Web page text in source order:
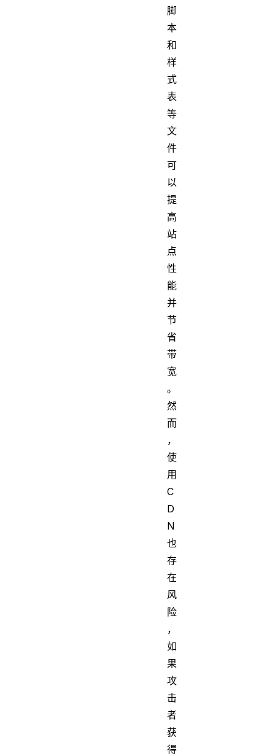
脚
本
和
样
式
表
等
文
件
可
以
提
高
站
点
性
能
并
节
省
带
宽
。
然
而
，
使
用
C
D
N
也
存
在
风
险
，
如
果
攻
击
者
获
得